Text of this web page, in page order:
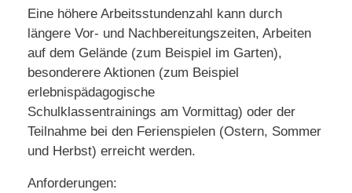
Eine höhere Arbeitsstundenzahl kann durch
längere Vor- und Nachbereitungszeiten, Arbeiten
auf dem Gelände (zum Beispiel im Garten),
besonderere Aktionen (zum Beispiel
erlebnispädagogische
Schulklassentrainings am Vormittag) oder der
Teilnahme bei den Ferienspielen (Ostern, Sommer
und Herbst) erreicht werden.
Anforderungen: